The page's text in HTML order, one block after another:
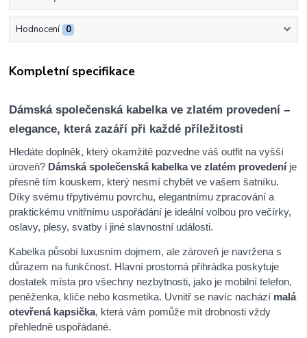
Hodnocení 0
Kompletní specifikace
Dámská společenská kabelka ve zlatém provedení –
elegance, která zazáří při každé příležitosti
Hledáte doplněk, který okamžitě pozvedne váš outfit na vyšší
úroveň? Dámská společenská kabelka ve zlatém provedeníje
přesně tím kouskem, který nesmí chybět ve vašem šatníku.
Díky svému třpytivému povrchu, elegantnímu zpracování a
praktickému vnitřnímu uspořádání je ideální volbou pro večírky,
oslavy, plesy, svatby i jiné slavnostní události.
Kabelka působí luxusním dojmem, ale zároveň je navržena s
důrazem na funkčnost. Hlavní prostorná přihrádka poskytuje
dostatek místa pro všechny nezbytnosti, jako je mobilní telefon,
peněženka, klíče nebo kosmetika. Uvnitř se navíc nachází malá
otevřená kapsička, která vám pomůže mít drobnosti vždy
přehledně uspořádané.